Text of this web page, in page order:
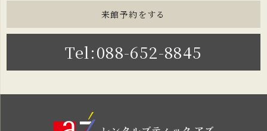
来館予約をする
Tel:088-652-8845